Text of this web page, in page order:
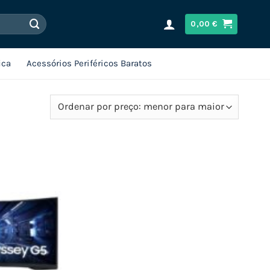
0,00€
Acessórios Periféricos Baratos